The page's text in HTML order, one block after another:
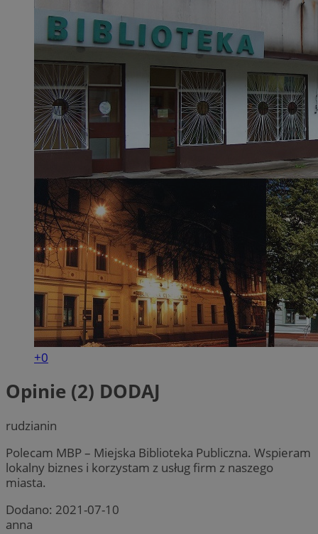
+0
Opinie (2) DODAJ
rudzianin
Polecam MBP – Miejska Biblioteka Publiczna. Wspieram
lokalny biznes i korzystam z usług firm z naszego
miasta.
Dodano: 2021-07-10
anna